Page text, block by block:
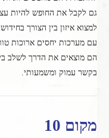
גם לקבל את החופש להיות
למצוא איזון בין הצורך
עם מערכות יחסים ארוכות
הם מוצאים את הדרך לשלב
בקשר עמוק ומשמעותי.
מקום 10